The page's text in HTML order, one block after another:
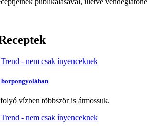
vízben többször is átmossuk.